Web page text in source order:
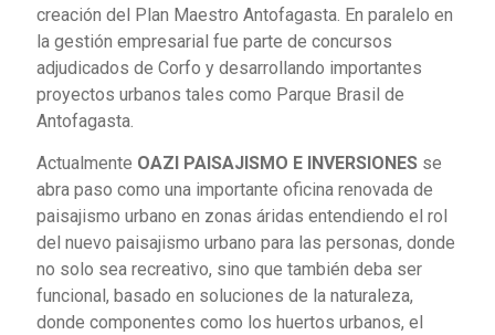
creación del Plan Maestro Antofagasta. En paralelo en
la gestión empresarial fue parte de concursos
adjudicados de Corfo y desarrollando importantes
proyectos urbanos tales como Parque Brasil de
Antofagasta.
Actualmente OAZI PAISAJISMO E INVERSIONES se
abra paso como una importante oficina renovada de
paisajismo urbano en zonas áridas entendiendo el rol
del nuevo paisajismo urbano para las personas, donde
no solo sea recreativo, sino que también deba ser
funcional, basado en soluciones de la naturaleza,
donde componentes como los huertos urbanos, el